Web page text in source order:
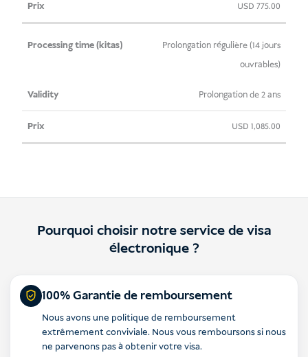
USD 775.00
Prolongation régulière (14 jours
ouvrables)
Prolongation de 2 ans
USD 1,085.00
Pourquoi choisir notre service de visa
électronique ?
100% Garantie de remboursement
Nous avons une politique de remboursement
extrêmement conviviale. Nous vous remboursons si nous
ne parvenons pas à obtenir votre visa.